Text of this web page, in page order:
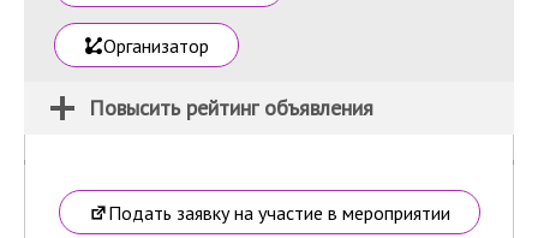
Организатор
Повысить рейтинг объявления
Подать заявку на участие в мероприятии